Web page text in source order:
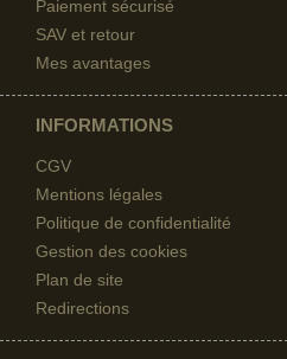
Paiement sécurisé
SAV et retour
Mes avantages
INFORMATIONS
CGV
Mentions légales
Politique de confidentialité
Gestion des cookies
Plan de site
Redirections